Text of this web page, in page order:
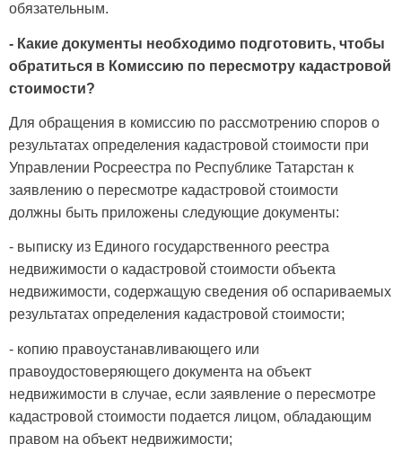
обязательным.
- Какие документы необходимо подготовить, чтобы
обратиться в Комиссию по пересмотру кадастровой
стоимости?
Для обращения в комиссию по рассмотрению споров о
результатах определения кадастровой стоимости при
Управлении Росреестра по Республике Татарстан к
заявлению о пересмотре кадастровой стоимости
должны быть приложены следующие документы:
- выписку из Единого государственного реестра
недвижимости о кадастровой стоимости объекта
недвижимости, содержащую сведения об оспариваемых
результатах определения кадастровой стоимости;
- копию правоустанавливающего или
правоудостоверяющего документа на объект
недвижимости в случае, если заявление о пересмотре
кадастровой стоимости подается лицом, обладающим
правом на объект недвижимости;